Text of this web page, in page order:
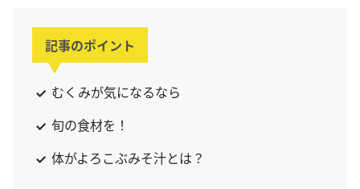
記事のポイント
むくみが気になるなら
旬の食材を！
体がよろこぶみそ汁とは？